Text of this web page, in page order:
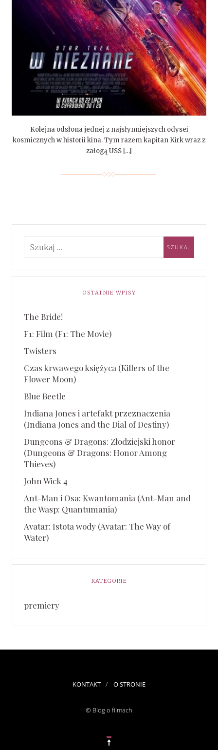
Kolejna odsłona jednej z najsłynniejszych odysei
kosmicznych w historii kina. Tym razem kapitan Kirk wraz z
załogą USS […]
OSTATNIE WPISY
The Bride!
F1: Film (F1: The Movie)
Twisters
Czas krwawego księżyca (Killers of the
Flower Moon)
Blue Beetle
Indiana Jones i artefakt przeznaczenia
(Indiana Jones and the Dial of Destiny)
Dungeons & Dragons: Złodziejski honor
(Dungeons & Dragons: Honor Among
Thieves)
John Wick 4
Ant-Man i Osa: Kwantomania (Ant-Man and
the Wasp: Quantumania)
Avatar: Istota wody (Avatar: The Way of
Water)
KATEGORIE
premiery
KONTAKT O STRONIE
© Blog o filmach